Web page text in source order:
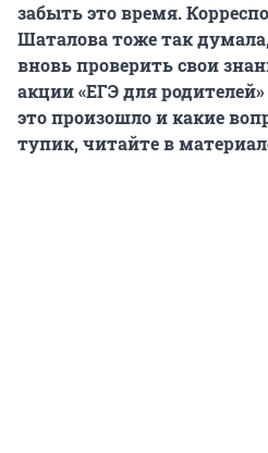
забыть это время.
Шаталова тоже так
вновь проверить свои
акции «ЕГЭ для
это произошло и какие
тупик, читайте в